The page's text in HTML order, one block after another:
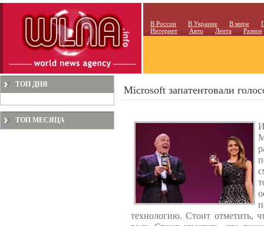
В России В Украине В мире
Интернет
Авто Лента Разное
ТОП ДНЯ
ТОП МЕСЯЦА
Microsoft запатентовали
технологию. Стоит отметить,